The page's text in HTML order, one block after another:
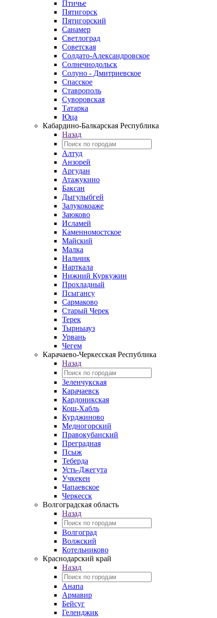
Птичье
Пятигорск
Пятигорский
Санамер
Светлоград
Советская
Солдато-Александровское
Солнечнодольск
Солуно - Дмитриевское
Спасское
Ставрополь
Суворовская
Татарка
Юца
Кабардино‑Балкарская Республика
Назад
Алтуд
Анзорей
Аргудан
Атажукино
Баксан
Дыгулыбгей
Залукокоаже
Заюково
Исламей
Каменномостское
Майский
Малка
Нальчик
Нарткала
Нижний Куркужин
Прохладный
Псыгансу
Сармаково
Старый Черек
Терек
Тырныауз
Урвань
Чегем
Карачаево-Черкесская Республика
Назад
Зеленчукская
Карачаевск
Кардоникская
Кош-Хабль
Курджиново
Медногорский
Правокубанский
Преградная
Псыж
Теберда
Усть-Джегута
Учкекен
Чапаевское
Черкесск
Волгоградская область
Назад
Волгоград
Волжский
Котельниково
Краснодарский край
Назад
Анапа
Армавир
Бейсуг
Геленджик